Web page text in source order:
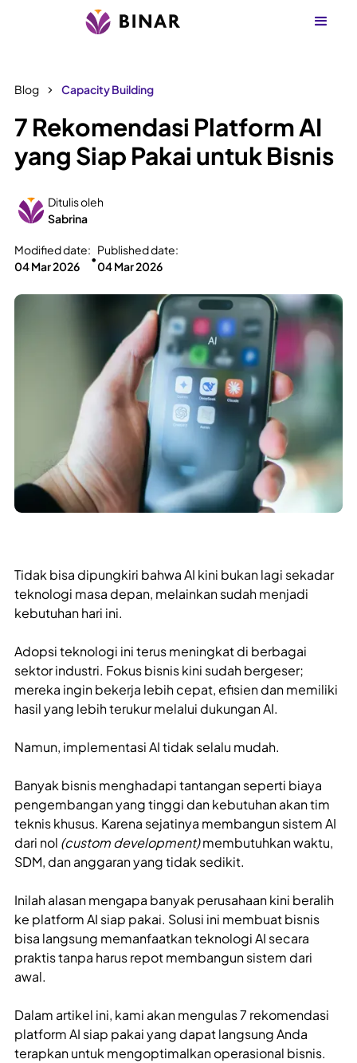
Blog Capacity Building
7 Rekomendasi Platform AI
yang Siap Pakai untuk Bisnis
Ditulis oleh
Sabrina
Modified date:
04 Mar 2026
•
Published date:
04 Mar 2026
Tidak bisa dipungkiri bahwa AI kini bukan lagi sekadar
teknologi masa depan, melainkan sudah menjadi
kebutuhan hari ini.
Adopsi teknologi ini terus meningkat di berbagai
sektor industri. Fokus bisnis kini sudah bergeser;
mereka ingin bekerja lebih cepat, efisien dan memiliki
hasil yang lebih terukur melalui dukungan AI.
Namun, implementasi AI tidak selalu mudah.
Banyak bisnis menghadapi tantangan seperti biaya
pengembangan yang tinggi dan kebutuhan akan tim
teknis khusus. Karena sejatinya membangun sistem AI
dari nol (custom development)membutuhkan waktu,
SDM, dan anggaran yang tidak sedikit.
Inilah alasan mengapa banyak perusahaan kini beralih
ke platform AI siap pakai. Solusi ini membuat bisnis
bisa langsung memanfaatkan teknologi AI secara
praktis tanpa harus repot membangun sistem dari
awal.
Dalam artikel ini, kami akan mengulas 7 rekomendasi
platform AI siap pakai yang dapat langsung Anda
terapkan untuk mengoptimalkan operasional bisnis.